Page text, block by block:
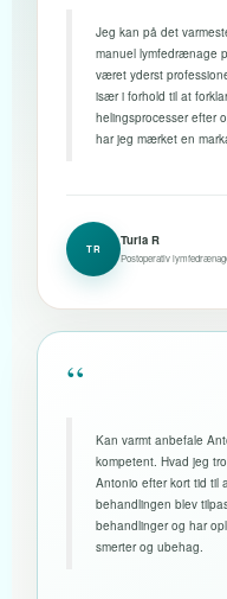
Jeg kan på det
manuel lymfedrænage
været yderst
især i forhold til at
helingsprocesser efter
har jeg mærket en
TR
Turia R
Postoperativ
“
Kan varmt anbefale
kompetent. Hvad jeg
Antonio efter kort tid til
behandlingen blev
behandlinger og har
smerter og ubehag.